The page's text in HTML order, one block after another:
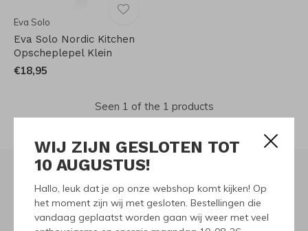
WIJ ZIJN GESLOTEN TOT
10 AUGUSTUS!
Hallo, leuk dat je op onze webshop komt kijken! Op
het moment zijn wij met gesloten. Bestellingen die
vandaag geplaatst worden gaan wij weer met veel
Eva Solo
Eva Solo Nordic Kitchen
Opscheplepel Klein
€18,95
Seen 1 of the 1 products
Meld je aan voor onze